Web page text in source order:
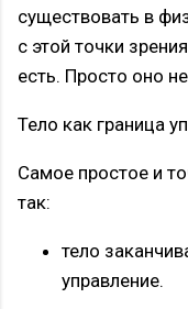
существовать в
с этой точки
есть. Просто оно
Тело как граница
Самое простое и
так:
тело
управление.